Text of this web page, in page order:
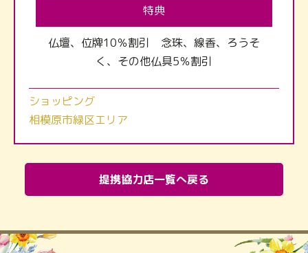
特典
仏壇、位牌10％割引 念珠、線香、ろうそ
く、その他仏具5％割引
ショッピング
相模原市緑区エリア
提携協力店一覧へ戻る